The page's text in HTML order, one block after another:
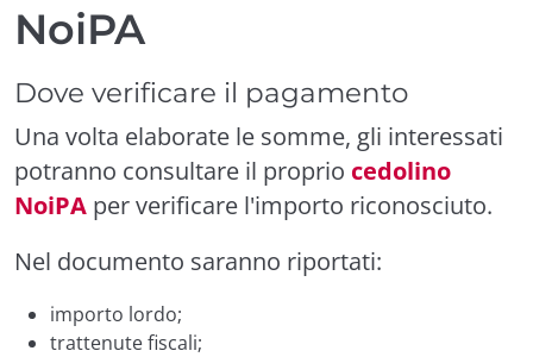
NoiPA
Dove verificare il pagamento
Una volta elaborate le somme, gli interessati
potranno consultare il proprio cedolino
NoiPA per verificare l'importo riconosciuto.
Nel documento saranno riportati:
importo lordo;
trattenute fiscali;